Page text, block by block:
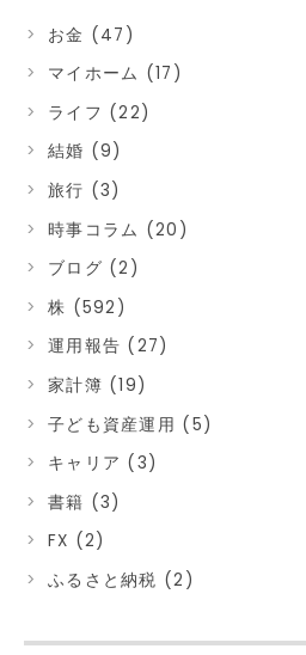
お金 (47)
マイホーム (17)
ライフ (22)
結婚 (9)
旅行 (3)
時事コラム (20)
ブログ (2)
株 (592)
運用報告 (27)
家計簿 (19)
子ども資産運用 (5)
キャリア (3)
書籍 (3)
FX (2)
ふるさと納税 (2)